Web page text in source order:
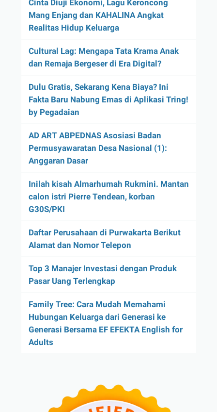
Cinta Diuji Ekonomi, Lagu Keroncong
Mang Enjang dan KAHALINA Angkat
Realitas Hidup Keluarga
Cultural Lag: Mengapa Tata Krama Anak
dan Remaja Bergeser di Era Digital?
Dulu Gratis, Sekarang Kena Biaya? Ini
Fakta Baru Nabung Emas di Aplikasi Tring!
by Pegadaian
AD ART ABPEDNAS Asosiasi Badan
Permusyawaratan Desa Nasional (1):
Anggaran Dasar
Inilah kisah Almarhumah Rukmini. Mantan
calon istri Pierre Tendean, korban
G30S/PKI
Daftar Perusahaan di Purwakarta Berikut
Alamat dan Nomor Telepon
Top 3 Manajer Investasi dengan Produk
Pasar Uang Terlengkap
Family Tree: Cara Mudah Memahami
Hubungan Keluarga dari Generasi ke
Generasi Bersama EF EFEKTA English for
Adults